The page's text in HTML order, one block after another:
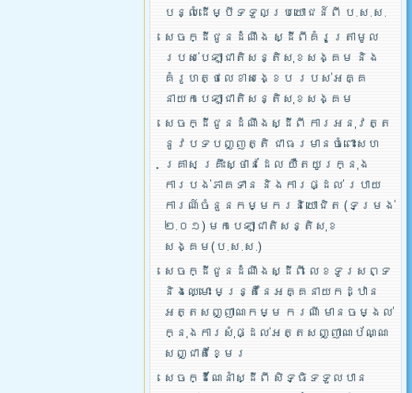
បន្លំដើម្បីទទួលប្រយោជន៍ពី ប.ស.ស.
សេចក្ដីជូនដំណឹង ស្ដីពីគំរូត្រាមូល
របស់បេឡាជាតិសន្តិសុខសង្គម និង
គំរូហត្ថលេខាសង្ខេប របស់អគ្គ
នាយកបេឡាជាតិសន្តិសុខសង្គម
សេចក្ដីជូនដំណឹងស្ដីពី ការអនុវត្ត
នូវបទបញ្ញត្តិ ជាធរមានចំពោះសហ
គ្រាស គ្រឹះស្ថានដែល យឺតយូរក្នុង
ការបង់ភាគទាន និងការផ្ដល់ របាយ
ការណ៍ចំនួនកម្មករនិយោជិត (ទម្រង់
២.០១) មកបេឡាជាតិសន្តិសុខ
សង្គម(ប.ស.ស.)
សេចក្ដីជូនដំណឹងស្ដីពី លេខទូរសព្ទ
និងឈ្មោះ មន្រ្តីនៃអគ្គនាយកដ្ឋាន
អត្តសញ្ញាណកម្ម ករណី មានចម្ងល់
ក្នុងការសុំផ្ដល់អត្តសញ្ញាណប័ណ្ណ
សញ្ជាតិខ្មែរ
សេចក្ដីណែនាំស្ដីពី សិទ្ធិទទួលបាន